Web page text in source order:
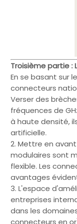
Troisième partie :
En se basant sur
connecteurs
Verser des
fréquences de
à haute densité,
artificielle.
2. Mettre en
modulaires sont
flexible. Les
avantages
3. L'espace
entreprises
dans les
connecteurs en